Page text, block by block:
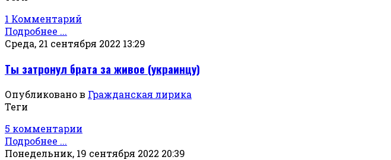
1 Комментарий
Подробнее ...
Среда, 21 сентября 2022 13:29
Ты затронул брата за живое (украинцу)
Опубликовано в Гражданская лирика
Теги
5 комментарии
Подробнее ...
Понедельник, 19 сентября 2022 20:39